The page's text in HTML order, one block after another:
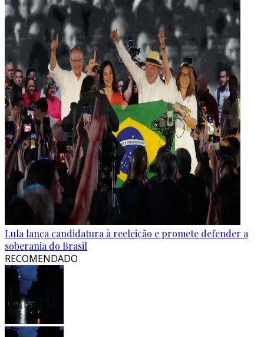
Lula lança candidatura à reeleição e promete defender a
soberania do Brasil
RECOMENDADO